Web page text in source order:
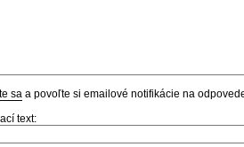
sa a povoľte si emailové notifikácie na
text: